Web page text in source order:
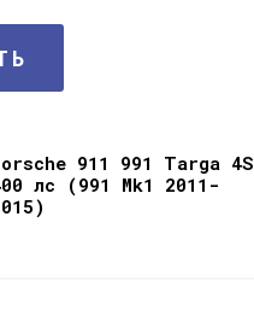
911 991 Targa 4S
лс (991 Mk1 2011-